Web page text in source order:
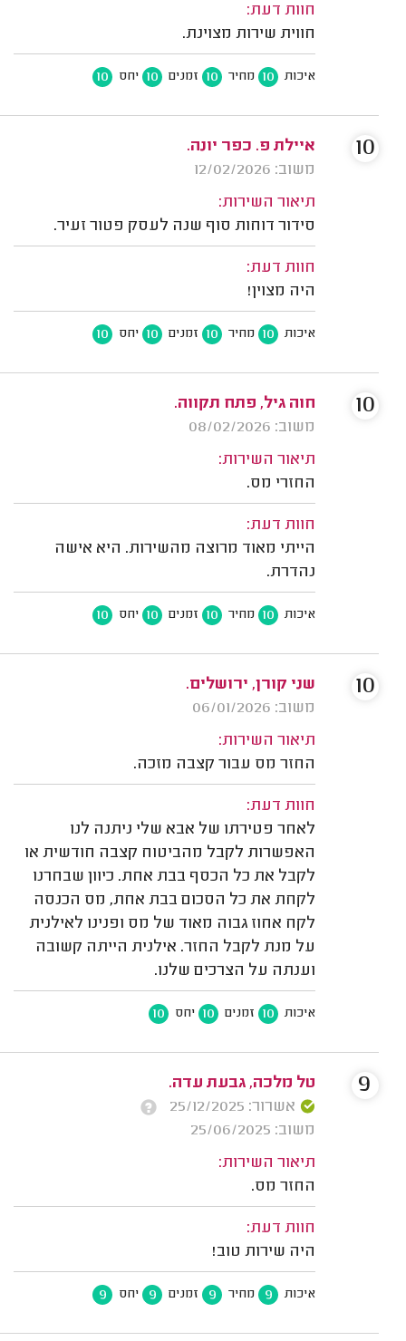
חוות דעת:
חווית שירות מצוינת.
איכות 10 מחיר 10 זמנים 10 יחס 10
איילת פ. כפר יונה.
משוב: 12/02/2026
תיאור השירות:
סידור דוחות סוף שנה לעסק פטור זעיר.
חוות דעת:
היה מצוין!
איכות 10 מחיר 10 זמנים 10 יחס 10
10
חוה גיל, פתח תקווה.
משוב: 08/02/2026
תיאור השירות:
החזרי מס.
חוות דעת:
הייתי מאוד מרוצה מהשירות. היא אישה
נהדרת.
איכות 10 מחיר 10 זמנים 10 יחס 10
10
שני קורן, ירושלים.
משוב: 06/01/2026
תיאור השירות:
החזר מס עבור קצבה מזכה.
חוות דעת:
לאחר פטירתו של אבא שלי ניתנה לנו
האפשרות לקבל מהביטוח קצבה חודשית או
לקבל את כל הכסף בבת אחת. כיוון שבחרנו
לקחת את כל הסכום בבת אחת, מס הכנסה
לקח אחוז גבוה מאוד של מס ופנינו לאילנית
על מנת לקבל החזר. אילנית הייתה קשובה
וענתה על הצרכים שלנו.
איכות 10 זמנים 10 יחס 10
10
טל מלכה, גבעת עדה.
אשרור: 25/12/2025
משוב: 25/06/2025
תיאור השירות:
החזר מס.
חוות דעת:
היה שירות טוב!
איכות 9 מחיר 9 זמנים 9 יחס 9
9